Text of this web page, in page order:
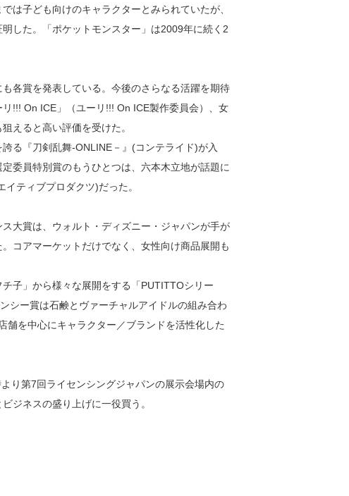
は子ども向けのキャラクターとみられていたが、
した。「ポケットモンスター」は2009年に続く2
各賞を発表している。今後のさらなる活躍を期待
!!! On ICE」（ユーリ!!! On ICE製作委員会）、女
えると高い評価を受けた。
る『刀剣乱舞‐ONLINE－』(コンテライド)が入
委員特別賞のもうひとつは、六本木立地が話題に
ティブプロダクツ)だった。
大賞は、ウォルト・ディズニー・ジャパンが手が
コアマーケットだけでなく、女性向け商品展開も
子」から様々な展開をする「PUTITTOシリー
シー賞は石鹸とヴァーチャルアイドルの組み合わ
舗を中心にキャラクター／ブランドを活性化した
り第7回ライセンシングジャパンの展示会場内の
ジネスの盛り上げに一役買う。